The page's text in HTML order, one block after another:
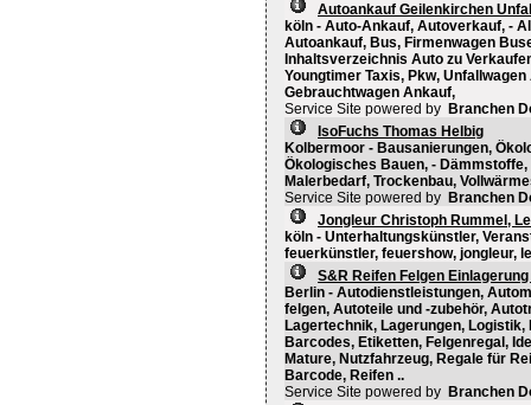
Autoankauf Geilenkirchen
köln - Auto-Ankauf, Autoverkauf, -
Autoankauf, Bus, Firmenwagen
Inhaltsverzeichnis Auto zu
Youngtimer Taxis, Pkw,
Gebrauchtwagen Ankauf,
Service Site powered by Branchen
IsoFuchs Thomas Helbig
Kolbermoor - Bausanierungen,
Ökologisches Bauen, -
Malerbedarf, Trockenbau,
Service Site powered by Branchen
Jongleur Christoph Rummel,
köln - Unterhaltungskünstler,
feuerkünstler, feuershow, jongleur,
S&R Reifen Felgen
Berlin - Autodienstleistungen,
felgen, Autoteile und -zubehör,
Lagertechnik, Lagerungen,
Barcodes, Etiketten, Felgenregal,
Mature, Nutzfahrzeug, Regale für
Barcode, Reifen ..
Service Site powered by Branchen